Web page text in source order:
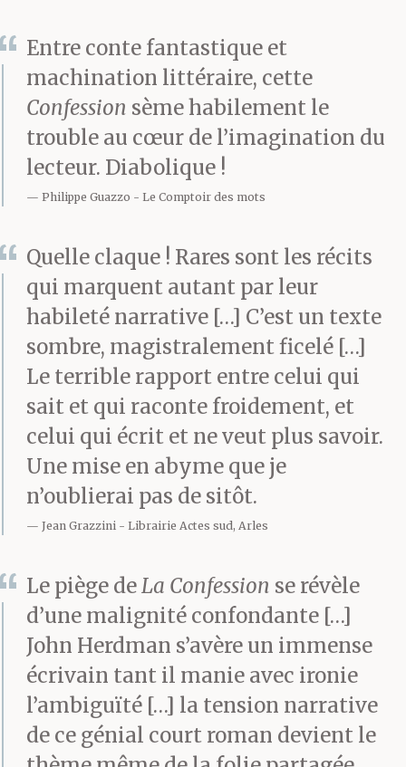
provocatrices. Or c’est
un trait caractéristique
de ma propre
psychologie de ne
jamais avoir été capable
de tolérer l’incertitude.
Si je mesavais
condamné, il est
probable que je ne
tarderais pas à accepter
cette réalité, que je
prendrais toutes les
dispositions
nécessaires, mettrais
mes affaires en ordre et
me tournerais vers des
considérations plus
élevées. Cela se ferait
dans un ordre
Entre conte fantastique et
machination littéraire, cette
Confession sème habilement le
trouble au cœur de l’imagination du
lecteur. Diabolique !
Philippe Guazzo Le Comptoir des mots
Quelle claque ! Rares sont les récits
qui marquent autant par leur
habileté narrative […] C’est un texte
sombre, magistralement ficelé […]
Le terrible rapport entre celui qui
sait et qui raconte froidement, et
celui qui écrit et ne veut plus savoir.
Une mise en abyme que je
n’oublierai pas de sitôt.
Jean Grazzini Librairie Actes sud, Arles
Le piège deLa Confession se révèle
d’une malignité confondante […]
John Herdman s’avère un immense
écrivain tant il manie avec ironie
l’ambiguïté […] la tension narrative
de ce génial court roman devient le